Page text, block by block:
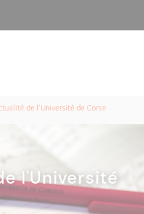
de l'Université de Corse
l'Université